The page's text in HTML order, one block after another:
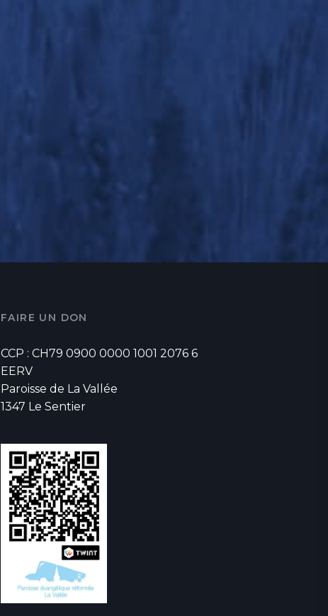
FAIRE UN DON
CCP : CH79 0900 0000 1001 2076 6
EERV
Paroisse de La Vallée
1347 Le Sentier